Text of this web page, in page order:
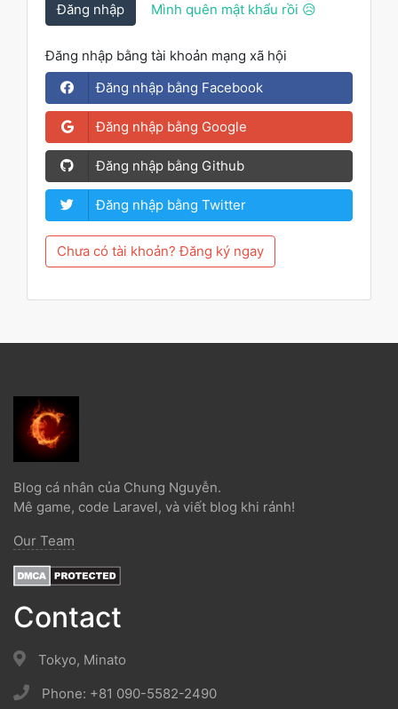
Đăng nhập Mình quên mật khẩu rồi 😥
Đăng nhập bằng tài khoản mạng xã hội
Đăng nhập bằng Facebook
Đăng nhập bằng Google
Đăng nhập bằng Github
Đăng nhập bằng Twitter
Chưa có tài khoản? Đăng ký ngay
Blog cá nhân của Chung Nguyễn.
Mê game, code Laravel, và viết blog khi rảnh!
Our Team
Contact
Tokyo, Minato
Phone: +81 090-5582-2490